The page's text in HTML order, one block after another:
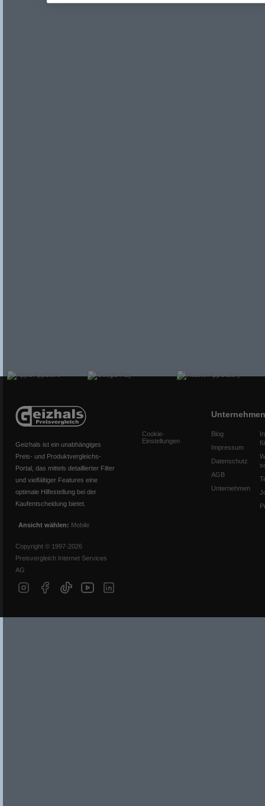
Geizhals ist ein unabhängiges
Preis- und Produktvergleichs-
Portal, das mittels detaillierter Filter
und vielfältiger Features eine
optimale Hilfestellung bei der
Kaufentscheidung bietet.
Ansicht wählen: Mobile
Copyright © 1997-2026
Preisvergleich Internet Services
AG
Cookie-
Einstellungen
Unternehmen
Blog
Impressum
Datenschutz
AGB
Unternehmen